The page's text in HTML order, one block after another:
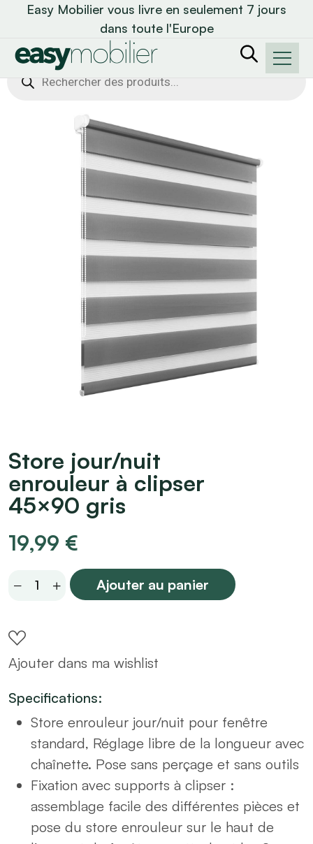
Easy Mobilier vous livre en seulement 7 jours
dans toute l'Europe
Recherche
de
Store jour/nuit
enrouleur à clipser
45×90 gris
19,99 €
Store
à
clipser
gris
quantity
Ajouter au panier
Ajouter dans ma wishlist
Specifications:
Store enrouleur jour/nuit pour fenêtre
standard, Réglage libre de la longueur avec
chaînette. Pose sans perçage et sans outils
Fixation avec supports à clipser :
assemblage facile des différentes pièces et
pose du store enrouleur sur le haut de